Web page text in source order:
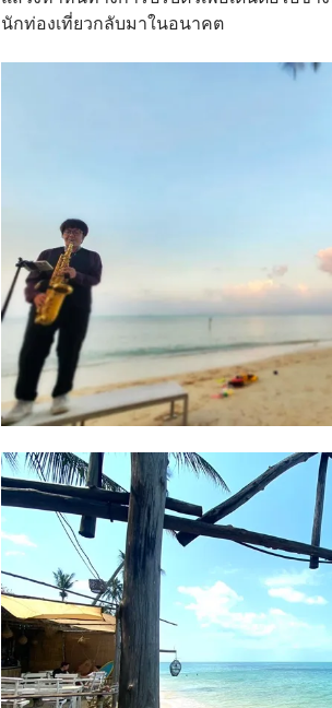
นักท่องเที่ยวกลับมาในอนาคต